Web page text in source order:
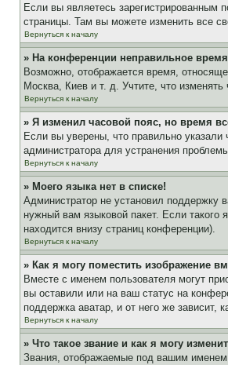
Если вы являетесь зарегистрированным
страницы. Там вы можете изменить все
Вернуться к началу
» На конференции неправильное
Возможно, отображается время,
Москва, Киев и т. д. Учтите, что
Вернуться к началу
» Я изменил часовой пояс, но время
Если вы уверены, что правильно указали
администратора для устранения
Вернуться к началу
» Моего языка нет в списке!
Администратор не установил поддержку
нужный вам языковой пакет. Если
находится внизу страниц конференции).
Вернуться к началу
» Как я могу поместить изображение
Вместе с именем пользователя могут
вы оставили или на ваш статус на
поддержка аватар, и от него же зависит,
Вернуться к началу
» Что такое звание и как я могу
Звания, отображаемые под вашим